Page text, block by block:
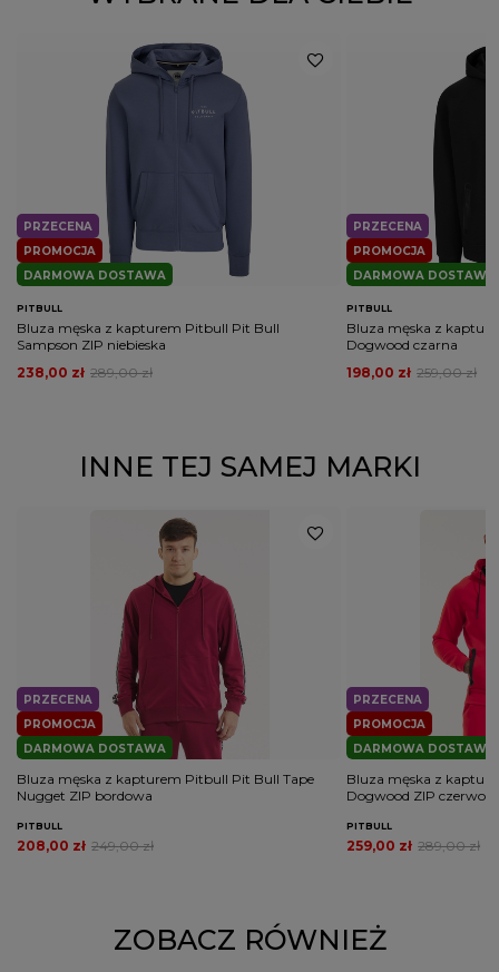
MĘŻCZYZNA
Potwierdź obecność oznaczeń lub etykiet
wymaganych przepisami
PROMOCJA
PRZECENA
DARMOWA DOSTAWA
PITBULL
Bluza męska z kapturem Pitbull Pit Bull
Sampson ZIP niebieska
289,00 zł
238,00 zł
PROMOCJA
PRZECENA
DARMOWA DOSTAWA
PITBULL
Bluza męska z
Dogwood czarna
259,00 zł
198,00 zł
INNE TEJ SAMEJ MARKI
PROMOCJA
PRZECENA
DARMOWA DOSTAWA
Bluza męska z kapturem Pitbull Pit Bull Tape
Nugget ZIP bordowa
PITBULL
249,00 zł
208,00 zł
PROMOCJA
PRZECENA
DARMOWA DOSTAWA
Bluza męska z
Dogwood ZIP
PITBULL
289,00 zł
259,00 zł
ZOBACZ RÓWNIEŻ